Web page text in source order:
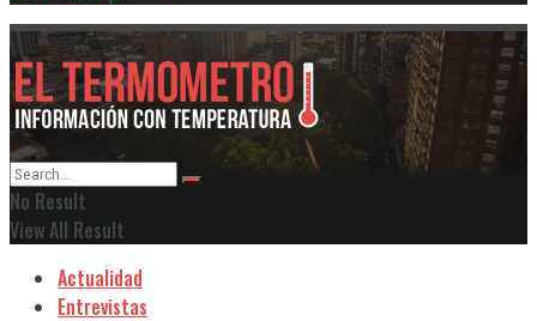
No Result
View All Result
Actualidad
Entrevistas